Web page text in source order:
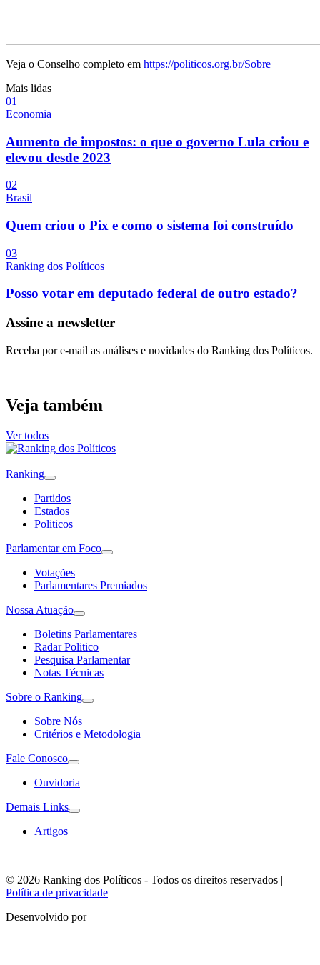
Veja o Conselho completo em https://politicos.org.br/Sobre
Mais lidas
01
Economia
Aumento de impostos: o que o governo Lula criou e
elevou desde 2023
02
Brasil
Quem criou o Pix e como o sistema foi construído
03
Ranking dos Políticos
Posso votar em deputado federal de outro estado?
Assine a newsletter
Receba por e-mail as análises e novidades do Ranking dos Políticos.
Veja também
Ver todos
Ranking
Partidos
Estados
Politicos
Parlamentar em Foco
Votações
Parlamentares Premiados
Nossa Atuação
Boletins Parlamentares
Radar Politico
Pesquisa Parlamentar
Notas Técnicas
Sobre o Ranking
Sobre Nós
Critérios e Metodologia
Fale Conosco
Ouvidoria
Demais Links
Artigos
© 2026 Ranking dos Políticos - Todos os direitos reservados |
Política de privacidade
Desenvolvido por